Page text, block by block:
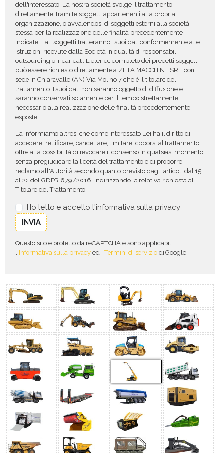
dell'interessato. La nostra società svolge il trattamento
direttamente, tramite soggetti appartenenti alla propria
organizzazione, o avvalendosi di soggetti esterni alla società
stessa per la realizzazione delle finalità precedentemente
indicate. Tali soggetti tratteranno i suoi dati conformemente alle
istruzioni ricevute dalla Società in qualità di responsabili
outsourcing o incaricati. L'elenco completo dei predetti soggetti
può essere richiesto direttamente a ZETA MACCHINE SRL con
sede in Chiaravalle (AN) Via Molino 7 che è il titolare del
trattamento. I suoi dati non saranno oggetto di diffusione e
saranno conservati solamente per il tempo strettamente
necessario alla realizzazione delle finalità precedentemente
esposte.
La informiamo altresì che come interessato Lei ha il diritto di
accedere, rettificare, cancellare, limitare, opporsi al trattamento
oltre alla possibilità di revocare il consenso in qualsiasi momento
senza pregiudicare la liceità del trattamento e di proporre
reclamo all'Autorità secondo quanto previsto dagli articoli dal 15
al 22 del GDPR 679/2016, indirizzando la relativa richiesta al
Titolare del Trattamento
Ho letto e accetto l'informativa sulla privacy
INVIA
Questo sito è protetto da reCAPTCHA e sono applicabili
l'Informativa sulla privacy ed iTermini di servizio di Google.